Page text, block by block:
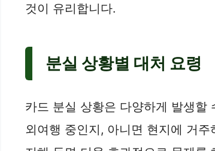
것이 유리합니다.
분실 상황별 대처 요령
카드 분실 상황은 다양하게 발생할
외여행 중인지, 아니면 현지에 거